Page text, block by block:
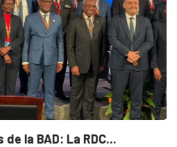
la BAD: La RDC...